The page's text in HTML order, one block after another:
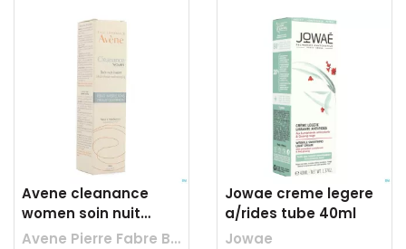
Avene cleanance
women soin nuit
creme 30ml
Avene Pierre Fabre Benelux
Jowae creme legere
a/rides tube 40ml
Jowae